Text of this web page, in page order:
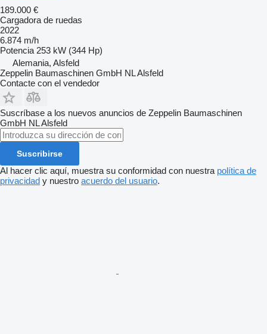
189.000 €
Cargadora de ruedas
2022
6.874 m/h
Potencia 253 kW (344 Hp)
Alemania, Alsfeld
Zeppelin Baumaschinen GmbH NL Alsfeld
Contacte con el vendedor
Suscríbase a los nuevos anuncios de Zeppelin Baumaschinen
GmbH NL Alsfeld
Suscribirse
Al hacer clic aquí, muestra su conformidad con nuestra política de
privacidad y nuestro acuerdo del usuario.